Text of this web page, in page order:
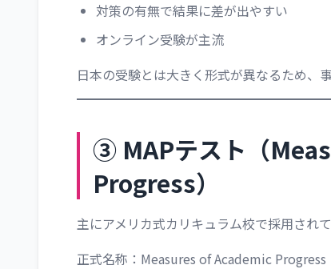
対策の有無で結果に差が出やすい
オンライン受験が主流
日本の受験とは大きく形式が異なるため、
③ MAPテスト（
Progress）
主にアメリカ式カリキュラム校で採用されて
正式名称：Measures of Academic Progress